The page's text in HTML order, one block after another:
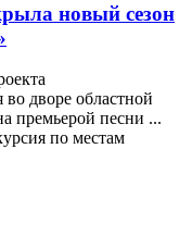
новый сезон
дворе областной
премьерой песни ...